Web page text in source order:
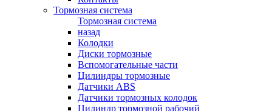
Тормозная система
Тормозная система
назад
Колодки
Диски тормозные
Вспомогательные части
Цилиндры тормозные
Датчики ABS
Датчики тормозных колодок
Цилиндр тормозной рабочий